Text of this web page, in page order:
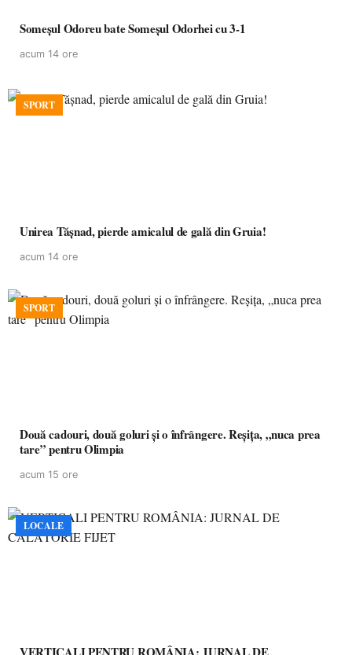
Someșul Odoreu bate Someșul Odorhei cu 3-1
acum 14 ore
SPORT
Unirea Tășnad, pierde amicalul de gală din Gruia!
acum 14 ore
SPORT
Două cadouri, două goluri și o înfrângere. Reșița, „nuca prea
tare” pentru Olimpia
acum 15 ore
LOCALE